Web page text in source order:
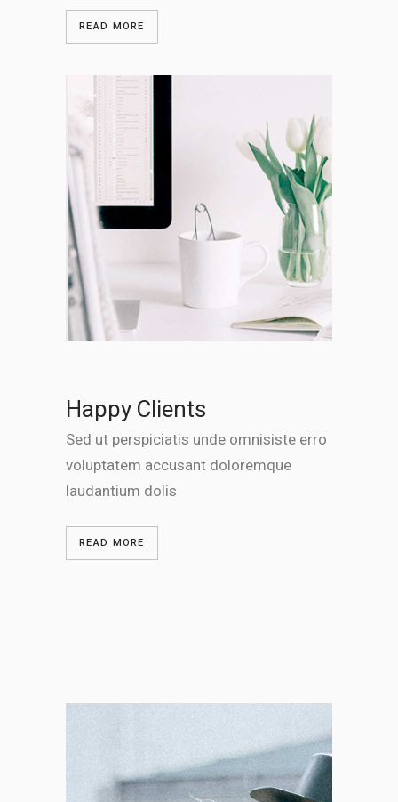
READ MORE
Happy Clients
Sed ut perspiciatis unde omnisiste erro
voluptatem accusant doloremque
laudantium dolis
READ MORE